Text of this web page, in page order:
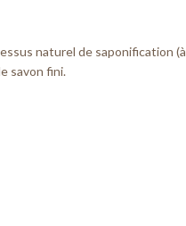
naturel de saponification (à
savon fini.